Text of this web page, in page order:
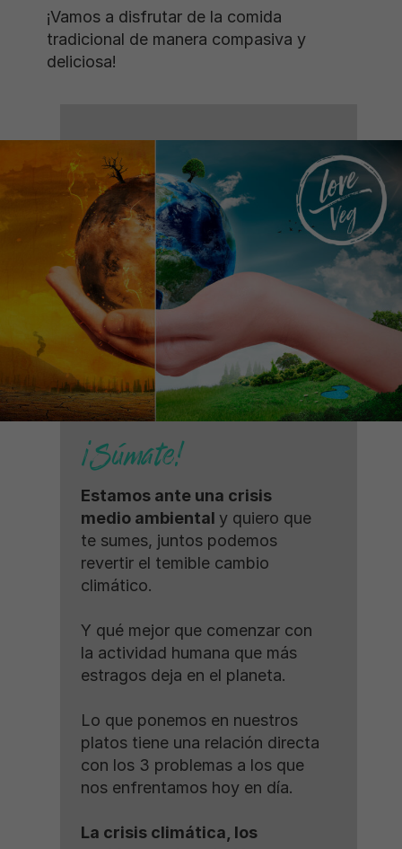
¡Vamos a disfrutar de la comida
tradicional de manera compasiva y
deliciosa!
¡Súmate!
Estamos ante una crisis
medio ambiental y quiero que
te sumes, juntos podemos
revertir el temible cambio
climático.
Y qué mejor que comenzar con
la actividad humana que más
estragos deja en el planeta.
Lo que ponemos en nuestros
platos tiene una relación directa
con los 3 problemas a los que
nos enfrentamos hoy en día.
La crisis climática, los